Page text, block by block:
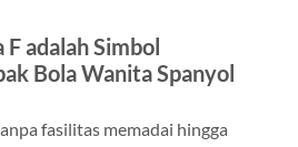
adalah Simbol
Bola Wanita Spanyol
fasilitas memadai hingga